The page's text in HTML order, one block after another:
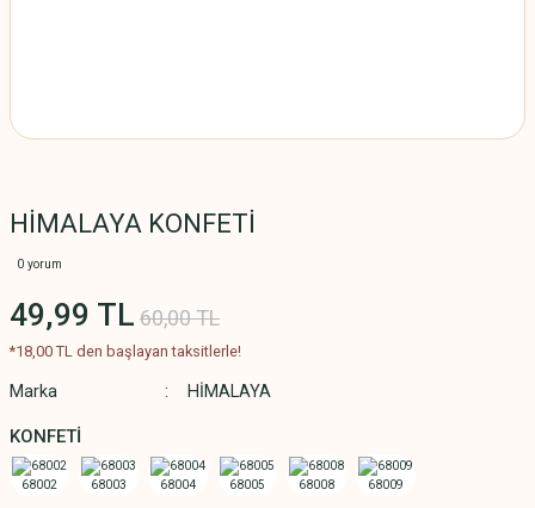
HİMALAYA KONFETİ
0 yorum
49,99 TL 60,00 TL
*18,00 TL den başlayan taksitlerle!
Marka HİMALAYA
KONFETİ